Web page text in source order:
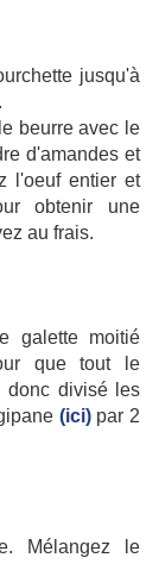
jusqu'à
beurre avec le
d'amandes et
l'oeuf entier et
obtenir une
au frais.
galette moitié
que tout le
donc divisé les
(ici)par 2
Mélangez le